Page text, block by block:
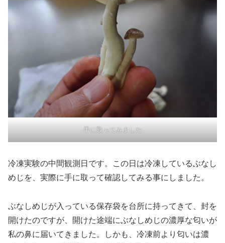
手に取ってみました
冷凍実験の中間観測日です。この日は冷凍しているぶなし
めじを、実際に手に取って確認してみる事にしました。
ぶなしめじが入っている保存袋を台所に持ってきて、封を
開けたのですが、開けた途端にぶなしめじの濃厚な匂いが
私の鼻に届いてきました。しかも、冷凍前より匂いは濃